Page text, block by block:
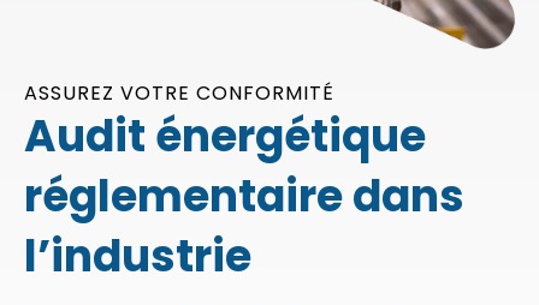
ASSUREZ VOTRE CONFORMITÉ
Audit énergétique
réglementaire dans
l’industrie